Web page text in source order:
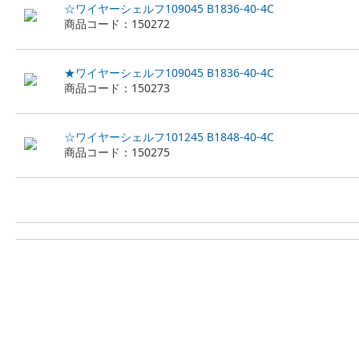
☆ワイヤーシェルフ109045 B1836-40-4C
商品コード：150272
★ワイヤーシェルフ109045 B1836-40-4C
商品コード：150273
☆ワイヤーシェルフ101245 B1848-40-4C
商品コード：150275